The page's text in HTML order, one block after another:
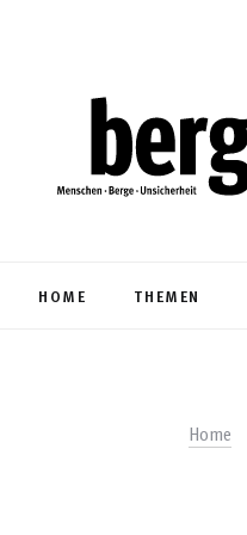
HOME THEMEN
Home